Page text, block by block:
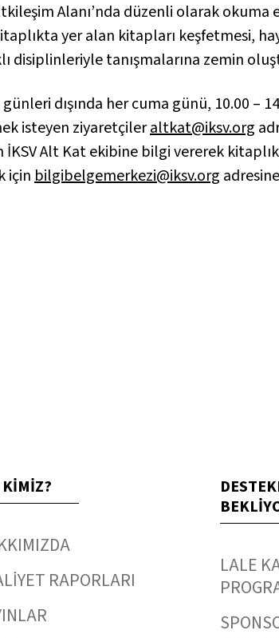
Alanı’nda düzenli olarak
yer alan kitapları keşfetmesi,
disiplinleriyle tanışmalarına zemin
dışında her cuma günü, 10.00 –
isteyen ziyaretçileraltkat@iksv.org
Alt Kat ekibine bilgi vererek
içinbilgibelgemerkezi@iksv.org
RAPORLARI
LALE